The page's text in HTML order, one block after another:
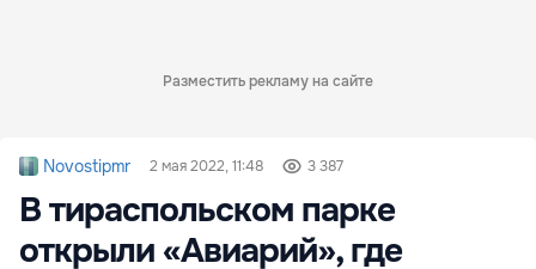
Разместить рекламу на сайте
Novostipmr 2 мая 2022, 11:48 3 387
В тираспольском парке
открыли «Авиарий», где